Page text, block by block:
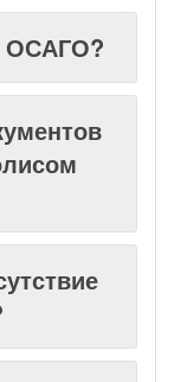
ОСАГО?